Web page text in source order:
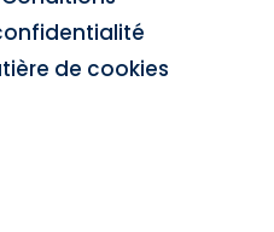
de cookies